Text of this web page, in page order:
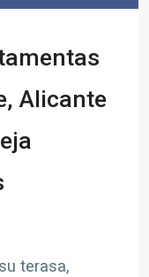
Alicante
terasa,